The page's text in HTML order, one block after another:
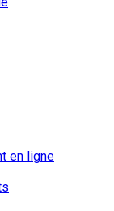
en ligne